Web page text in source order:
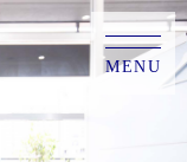
MENU